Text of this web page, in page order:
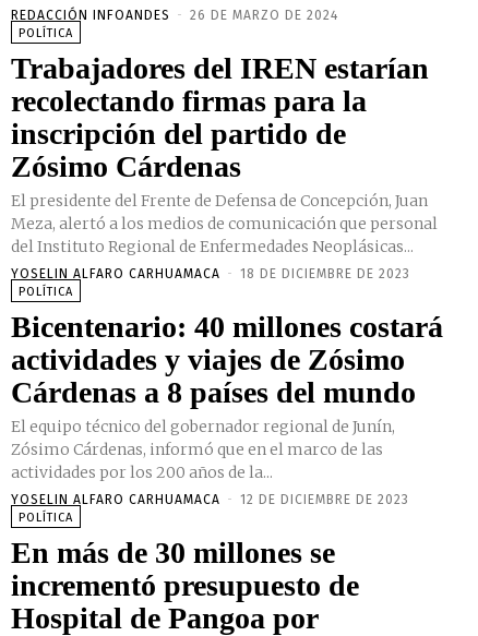
REDACCIÓN INFOANDES - 26 DE MARZO DE 2024
POLÍTICA
Trabajadores del IREN estarían
recolectando firmas para la
inscripción del partido de
Zósimo Cárdenas
El presidente del Frente de Defensa de Concepción, Juan
Meza, alertó a los medios de comunicación que personal
del Instituto Regional de Enfermedades Neoplásicas...
YOSELIN ALFARO CARHUAMACA - 18 DE DICIEMBRE DE 2023
POLÍTICA
Bicentenario: 40 millones costará
actividades y viajes de Zósimo
Cárdenas a 8 países del mundo
El equipo técnico del gobernador regional de Junín,
Zósimo Cárdenas, informó que en el marco de las
actividades por los 200 años de la...
YOSELIN ALFARO CARHUAMACA - 12 DE DICIEMBRE DE 2023
POLÍTICA
En más de 30 millones se
incrementó presupuesto de
Hospital de Pangoa por